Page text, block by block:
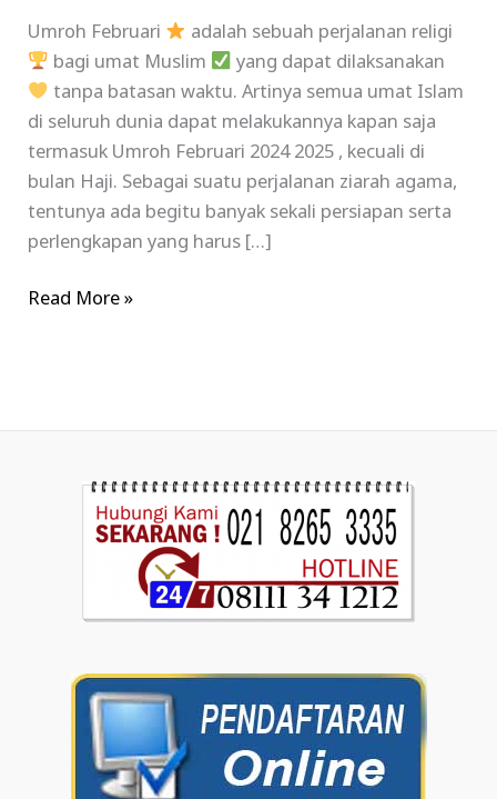
Umroh Februari
adalah sebuah perjalanan religi
bagi umat Muslim
yang dapat dilaksanakan
tanpa batasan waktu. Artinya semua umat Islam
di seluruh dunia dapat melakukannya kapan saja
termasuk Umroh Februari 2024 2025 , kecuali di
bulan Haji. Sebagai suatu perjalanan ziarah agama,
tentunya ada begitu banyak sekali persiapan serta
perlengkapan yang harus […]
Read More »